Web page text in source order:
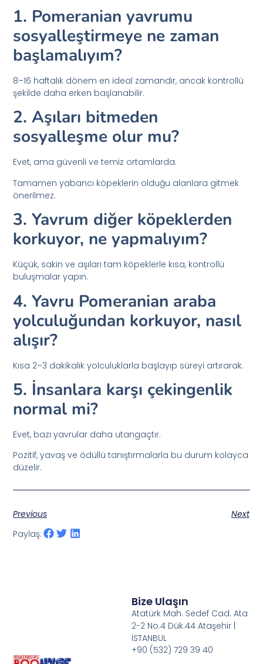
1. Pomeranian yavrumu
sosyalleştirmeye ne zaman
başlamalıyım?
8–16 haftalık dönem en ideal zamandır, ancak kontrollü
şekilde daha erken başlanabilir.
2. Aşıları bitmeden
sosyalleşme olur mu?
Evet, ama güvenli ve temiz ortamlarda.
Tamamen yabancı köpeklerin olduğu alanlara gitmek
önerilmez.
3. Yavrum diğer köpeklerden
korkuyor, ne yapmalıyım?
Küçük, sakin ve aşıları tam köpeklerle kısa, kontrollü
buluşmalar yapın.
4. Yavru Pomeranian araba
yolculuğundan korkuyor, nasıl
alışır?
Kısa 2–3 dakikalık yolculuklarla başlayıp süreyi artırarak.
5. İnsanlara karşı çekingenlik
normal mi?
Evet, bazı yavrular daha utangaçtır.
Pozitif, yavaş ve ödüllü tanıştırmalarla bu durum kolayca
düzelir.
Previous
Next
Paylaş:
Bize Ulaşın
Atatürk Mah. Sedef Cad. Ata
2-2 No.4 Dük.44 Ataşehir |
İSTANBUL
+90 (532) 729 39 40